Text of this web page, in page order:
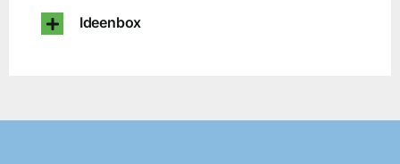
Ideenbox